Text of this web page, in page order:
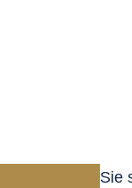
Sie